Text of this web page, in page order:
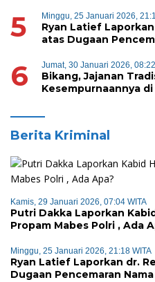
5 Minggu, 25 Januari 2026,
Ryan Latief
atas Dugaan
6 Jumat, 30 Januari 2026,
Bikang, Jajanan
Kesempurnaannya
Berita Kriminal
Kamis, 29 Januari 2026, 07:04 WITA
Putri Dakka Laporkan
Propam Mabes Polri , Ada
Minggu, 25 Januari 2026, 21:18 WITA
Ryan Latief Laporkan dr.
Dugaan Pencemaran